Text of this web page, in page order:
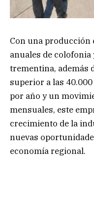
Con una producción
anuales de colofonia
trementina, además
superior a las
por año y un
mensuales, este
crecimiento de la
nuevas
economía regional.